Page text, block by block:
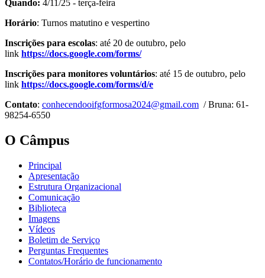
Quando: 4/11/25 - terça-feira
Horário: Turnos matutino e vespertino
Inscrições para escolas: até 20 de outubro, pelo
link https://docs.google.com/forms/
Inscrições para monitores voluntários: até 15 de outubro, pelo
link https://docs.google.com/forms/d/e
Contato: conhecendooifgformosa2024@gmail.com / Bruna: 61-
98254-6550
O Câmpus
Principal
Apresentação
Estrutura Organizacional
Comunicação
Biblioteca
Imagens
Vídeos
Boletim de Serviço
Perguntas Frequentes
Contatos/Horário de funcionamento